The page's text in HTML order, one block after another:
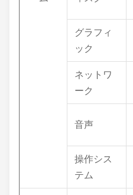
グラフィ
ック
ネットワ
ーク
音声
操作シス
テム